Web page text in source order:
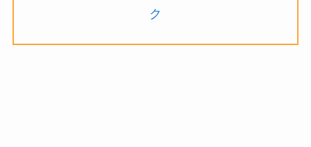
ク